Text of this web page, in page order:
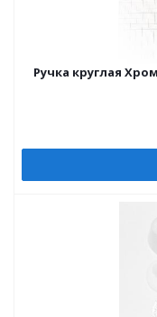
Ручка круглая